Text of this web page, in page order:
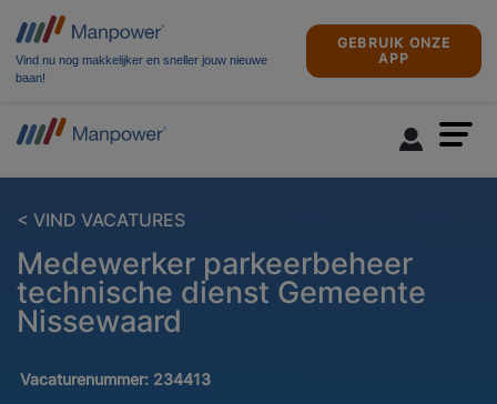
Vind nu nog makkelijker en sneller jouw nieuwe
baan!
GEBRUIK ONZE
APP
< VIND VACATURES
Medewerker parkeerbeheer
technische dienst Gemeente
Nissewaard
Vacaturenummer: 234413